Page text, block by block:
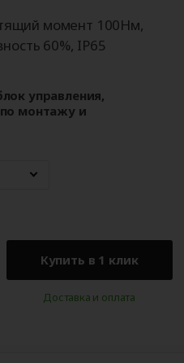
момент 100Нм,
60%, IP65
управления,
монтажу и
Купить в 1 клик
Доставка и оплата